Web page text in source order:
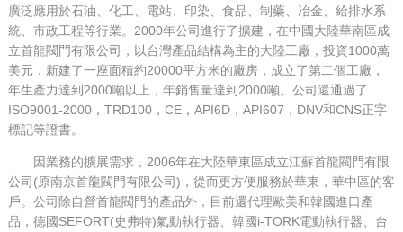
廣泛應用於石油、化工、電站、印染、食品、制藥、冶金、給排水系
統、市政工程等行業。2000年公司進行了擴建，在中國大陸華南區成
立首龍閥門有限公司，以台灣產品結構為主的大陸工廠，投資1000萬
美元，新建了一座面積約20000平方米的廠房，成立了第二個工廠，
年生產力達到2000噸以上，年銷售量達到2000噸。公司還通過了
ISO9001-2000，TRD100，CE，API6D，API607，DNV和CNS正字
標記等證書。
因業務的擴展需求，2006年在大陸華東區成立江蘇首龍閥門有限
公司(原南京首龍閥門有限公司)，從而更方便服務於華東，華中區的客
戶。公司除自營首龍閥門的產品外，目前還代理歐美和韓國進口產
品，德國SEFORT(史弗特)氣動執行器、韓國i-TORK電動執行器、台